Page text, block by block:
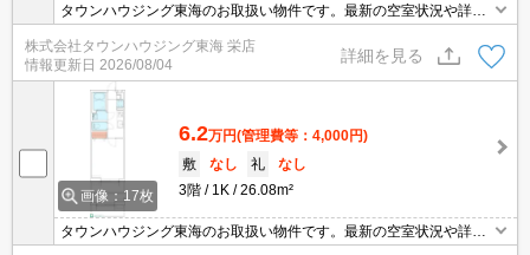
タウンハウジング東海のお取扱い物件です。最新の空室状況や詳細
などお気軽にお問い合わせください。
株式会社タウンハウジング東海 栄店
情報更新日 2026/08/04
詳細を見る
画像：17枚
6.2万円(管理費等：4,000円)
敷
なし 礼
なし
3階
1K 26.08m²
タウンハウジング東海のお取扱い物件です。最新の空室状況や詳細
などお気軽にお問い合わせください。